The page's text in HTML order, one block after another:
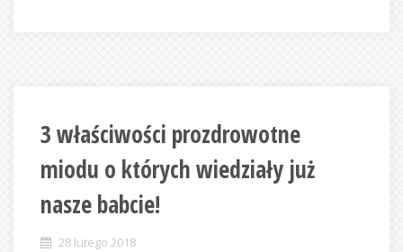
3 właściwości prozdrowotne
miodu o których wiedziały już
nasze babcie!
28 lutego 2018